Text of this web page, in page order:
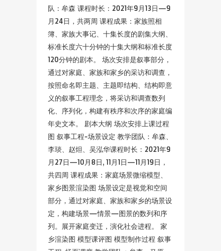
队：牟森 课程时长：2021年9月13日—9
月24日，共两周 课程成果：家族照相
簿、家族大事记、十集长度的剧集大纲、
标准长度六十分钟的十集大纲和标准长度
120分钟的剧本。 场次安排是叙事部分，
通过对家庭、家族和家乡的采访和调查，
按照命名即主题、主题即结构、结构即意
义的叙事工程理念，将采访和调查数列
化、序列化，构建有秩序和次序的家庭编
年史文本。 剧本大纲 场次安排上课过程
图 叙事工程-场景设定 教学团队：牟森、
李琰、赵炟、吴泓华课程时长：2021年9
月27日—10月8日, 11月1日—11月19日，
共四周 课程成果：家庭场景微缩模型、
家乡图景渲染图 场景设定是视觉和空间
部分，通过对家庭、家族和家乡的场景设
定，构建场景—情景—图景的数列和序
列。展开家庭变迁，演化社会进程。 家
乡渲染图 模型课评图 模型制作过程 叙事